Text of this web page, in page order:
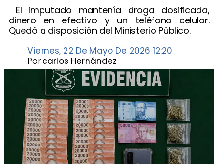
​ El imputado mantenía droga dosificada,
dinero en efectivo y un teléfono celular.
Quedó a disposición del Ministerio Público.
Viernes, 22 De Mayo De 2026 12:20
carlos Hernández
Por